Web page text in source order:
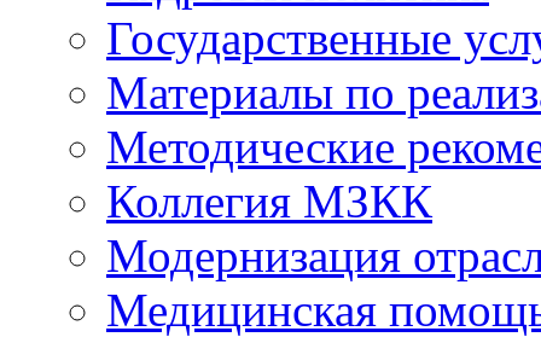
Государственные
Материалы по
Методические
Коллегия МЗКК
Модернизация
Медицинская